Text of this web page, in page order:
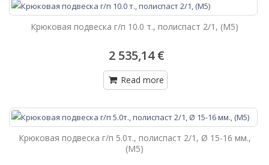
Крюковая подвеска г/п 10.0 т., полиспаст 2/1, (М5)
2 535,14 €
Read more
Крюковая подвеска г/п 5.0т., полиспаст 2/1, Ø 15-16 мм.,
(М5)